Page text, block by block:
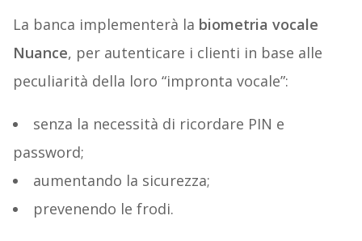
La banca implementerà la biometria vocale
Nuance, per autenticare i clienti in base alle
peculiarità della loro “impronta vocale”:
senza la necessità di ricordare PIN e
password;
aumentando la sicurezza;
prevenendo le frodi.